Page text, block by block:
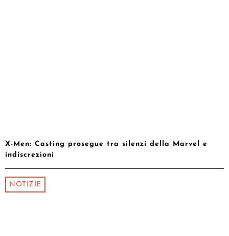
X-Men: Casting prosegue tra silenzi della Marvel e
indiscrezioni
NOTIZIE